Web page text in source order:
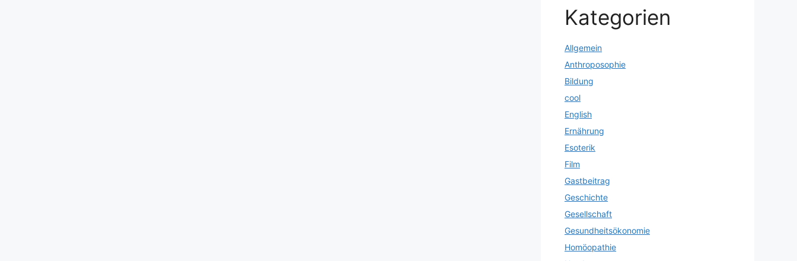
Kategorien
Allgemein
Anthroposophie
Bildung
cool
English
Ernährung
Esoterik
Film
Gastbeitrag
Geschichte
Gesellschaft
Gesundheitsökonomie
Homöopathie